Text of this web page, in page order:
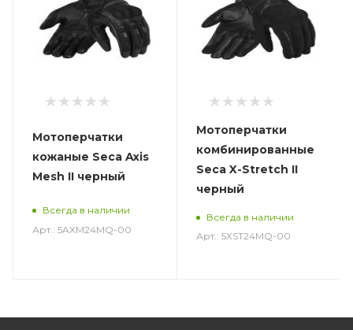
Мотоперчатки
кожаные Seca Axis
Mesh II черный
Всегда в наличии
Арт.: 5AXM24MQ-00
Мотоперчатки
комбинированные
Seca X-Stretch II
черный
Всегда в наличии
Арт.: 5XST24MQ-00